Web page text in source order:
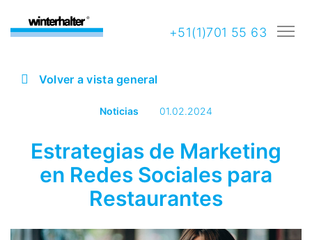
+51(1)701 55 63
Volver a vista general
Noticias 01.02.2024
Estrategias de Marketing
en Redes Sociales para
Restaurantes